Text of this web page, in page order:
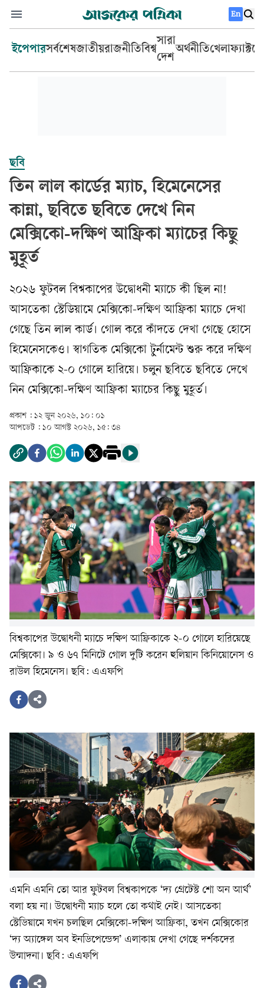
En
ইপেপারসর্বশেষজাতীয়রাজনীতিবিশ্ব
সারা
দেশ
অর্থনীতিখেলা
ছবি
তিন লাল কার্ডের ম্যাচ, হিমেনেসের
কান্না, ছবিতে ছবিতে দেখে নিন
মেক্সিকো-দক্ষিণ আফ্রিকা ম্যাচের কিছু
মুহূর্ত
২০২৬ ফুটবল বিশ্বকাপের উদ্বোধনী ম্যাচে কী ছিল না!
আসতেকা স্টেডিয়ামে মেক্সিকো-দক্ষিণ আফ্রিকা ম্যাচে দেখা
গেছে তিন লাল কার্ড। গোল করে কাঁদতে দেখা গেছে হোসে
হিমেনেসকেও। স্বাগতিক মেক্সিকো টুর্নামেন্ট শুরু করে দক্ষিণ
আফ্রিকাকে ২-০ গোলে হারিয়ে। চলুন ছবিতে ছবিতে দেখে
নিন মেক্সিকো-দক্ষিণ আফ্রিকা ম্যাচের কিছু মুহূর্ত।
প্রকাশ : ১২ জুন ২০২৬, ১০: ০১
আপডেট : ১০ আগস্ট ২০২৬, ১৫: ৩৪
বিশ্বকাপের উদ্বোধনী ম্যাচে দক্ষিণ আফ্রিকাকে ২-০ গোলে হারিয়েছে
মেক্সিকো। ৯ ও ৬৭ মিনিটে গোল দুটি করেন হুলিয়ান কিনিয়োনেস ও
রাউল হিমেনেস। ছবি: এএফপি
এমনি এমনি তো আর ফুটবল বিশ্বকাপকে ‘দ্য গ্রেটেস্ট শো অন আর্থ’
বলা হয় না। উদ্বোধনী ম্যাচ হলে তো কথাই নেই। আসতেকা
স্টেডিয়ামে যখন চলছিল মেক্সিকো-দক্ষিণ আফ্রিকা, তখন মেক্সিকোর
‘দ্য অ্যাঙ্গেল অব ইনডিপেন্ডেন্স’ এলাকায় দেখা গেছে দর্শকদের
উন্মাদনা। ছবি: এএফপি